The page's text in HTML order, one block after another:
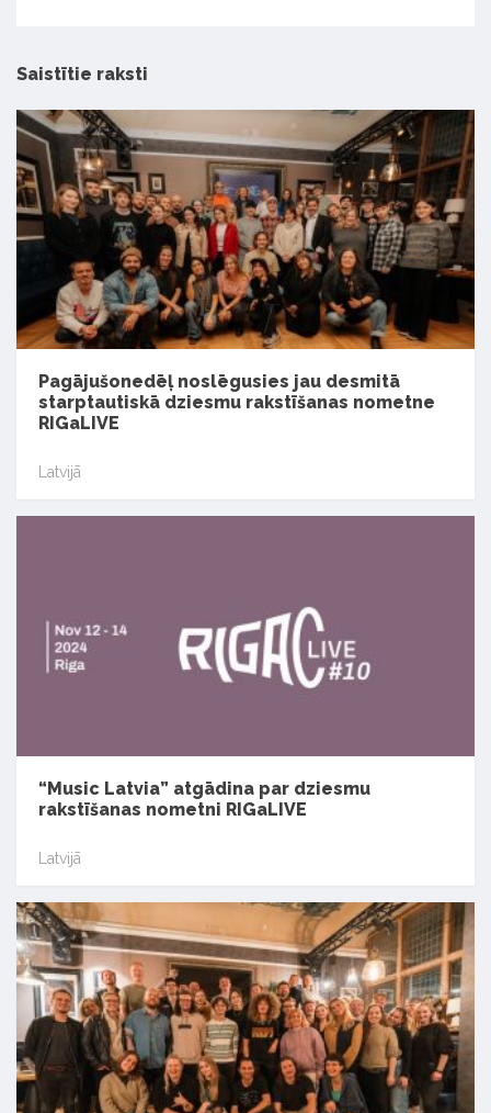
Saistītie raksti
Pagājušonedēļ noslēgusies jau desmitā
starptautiskā dziesmu rakstīšanas nometne
RIGaLIVE
Latvijā
“Music Latvia” atgādina par dziesmu
rakstīšanas nometni RIGaLIVE
Latvijā